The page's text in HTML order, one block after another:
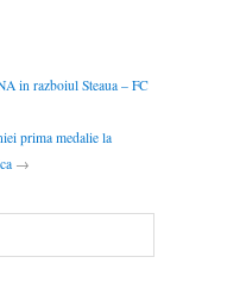
in razboiul Steaua – FC
prima medalie la
→